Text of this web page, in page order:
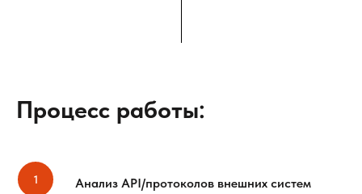
Процесс работы:
Анализ API/протоколов внешних систем